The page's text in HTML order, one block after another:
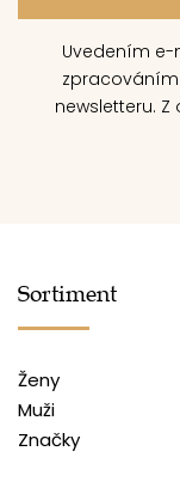
Uvedením
newsletteru.
Sortiment
Ženy
Muži
Značky